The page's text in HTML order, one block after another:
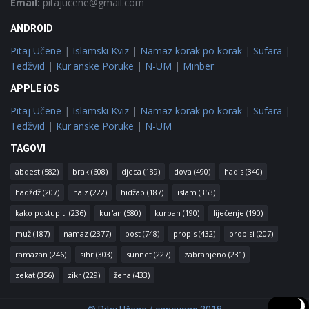
ANDROID
Pitaj Učene | Islamski Kviz | Namaz korak po korak | Sufara |
Tedžvid | Kur'anske Poruke | N-UM | Minber
APPLE iOS
Pitaj Učene | Islamski Kviz | Namaz korak po korak | Sufara |
Tedžvid | Kur'anske Poruke | N-UM
TAGOVI
abdest (582) brak (608) djeca (189) dova (490) hadis (340)
hadždž (207) hajz (222) hidžab (187) islam (353)
kako postupiti (236) kur'an (580) kurban (190) liječenje (190)
muž (187) namaz (2377) post (748) propis (432) propisi (207)
ramazan (246) sihr (303) sunnet (227) zabranjeno (231)
zekat (356) zikr (229) žena (433)